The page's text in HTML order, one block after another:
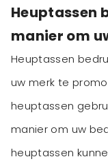
Heuptassen
manier om
Heuptassen
uw merk te
heuptassen
manier om uw
heuptassen